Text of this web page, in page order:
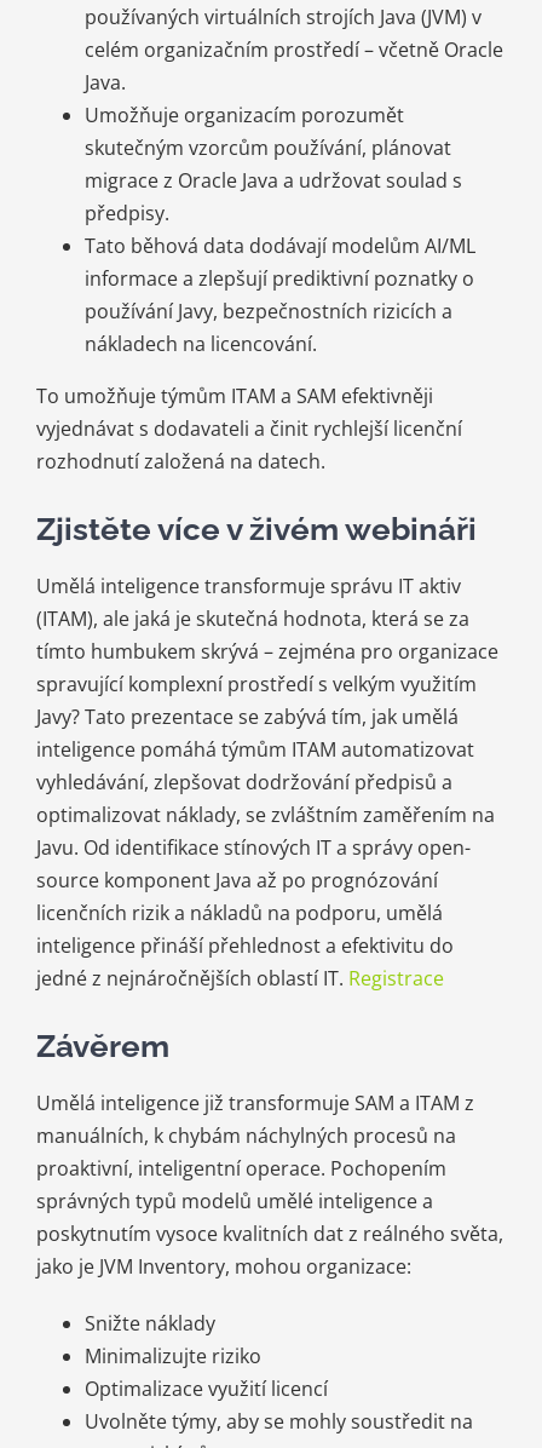
používaných virtuálních strojích Java (JVM) v
celém organizačním prostředí – včetně Oracle
Java.
Umožňuje organizacím porozumět
skutečným vzorcům používání, plánovat
migrace z Oracle Java a udržovat soulad s
předpisy.
Tato běhová data dodávají modelům AI/ML
informace a zlepšují prediktivní poznatky o
používání Javy, bezpečnostních rizicích a
nákladech na licencování.
To umožňuje týmům ITAM a SAM efektivněji
vyjednávat s dodavateli a činit rychlejší licenční
rozhodnutí založená na datech.
Zjistěte více v živém webináři
Umělá inteligence transformuje správu IT aktiv
(ITAM), ale jaká je skutečná hodnota, která se za
tímto humbukem skrývá – zejména pro organizace
spravující komplexní prostředí s velkým využitím
Javy? Tato prezentace se zabývá tím, jak umělá
inteligence pomáhá týmům ITAM automatizovat
vyhledávání, zlepšovat dodržování předpisů a
optimalizovat náklady, se zvláštním zaměřením na
Javu. Od identifikace stínových IT a správy open-
source komponent Java až po prognózování
licenčních rizik a nákladů na podporu, umělá
inteligence přináší přehlednost a efektivitu do
jedné z nejnáročnějších oblastí IT. Registrace
Závěrem
Umělá inteligence již transformuje SAM a ITAM z
manuálních, k chybám náchylných procesů na
proaktivní, inteligentní operace. Pochopením
správných typů modelů umělé inteligence a
poskytnutím vysoce kvalitních dat z reálného světa,
jako je JVM Inventory, mohou organizace:
Snižte náklady
Minimalizujte riziko
Optimalizace využití licencí
Uvolněte týmy, aby se mohly soustředit na